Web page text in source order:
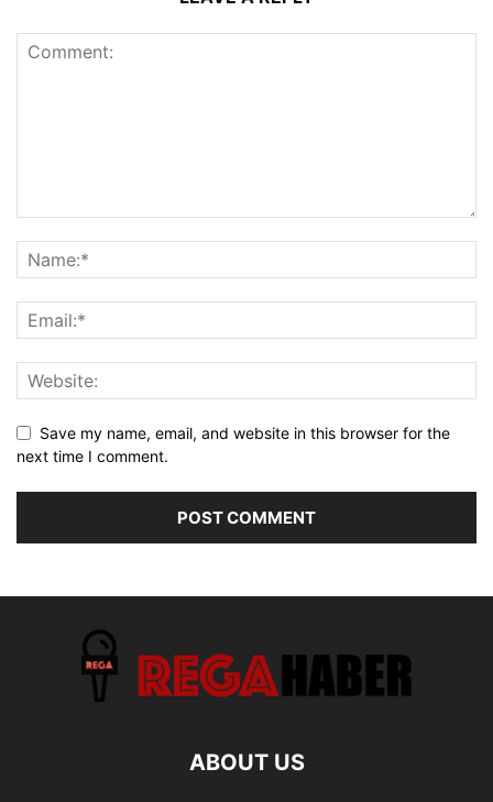
Save my name, email, and website in this browser for the
next time I comment.
ABOUT US